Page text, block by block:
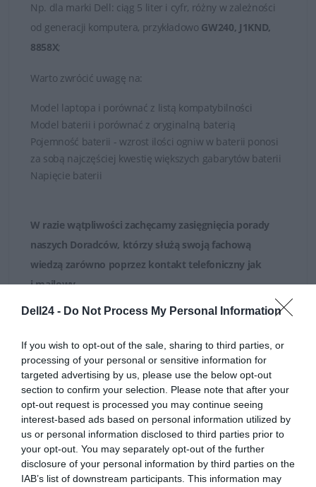
Dell24 - Do Not Process My Personal Information
If you wish to opt-out of the sale, sharing to third parties, or
processing of your personal or sensitive information for
targeted advertising by us, please use the below opt-out
section to confirm your selection. Please note that after your
opt-out request is processed you may continue seeing
interest-based ads based on personal information utilized by
us or personal information disclosed to third parties prior to
your opt-out. You may separately opt-out of the further
disclosure of your personal information by third parties on the
IAB’s list of downstream participants. This information may
Np. dla marki Dell: ciąg 5 liter i cyfr, różny w zależności
od generacji komputera, przykładowo GW240, J1KND,
8858X;
Warto zwrócić uwagę na:
Model laptopa i porównać z listą kompatybilności
Model baterii i porównać z oryginalną baterią
Pojemność baterii - wzrost ilości ogniw w baterii ponosi
za sobą najczęściej kwestię większych gabarytów baterii
Napięcie baterii
W razie wątpliwości zachęcamy zasięgnięcia porady
naszych Doradców, którzy służą swoją fachową
wiedzą zarówno poprzez kontakt telefoniczny jak
i mailowy.
OPIS PRODUKTU
SPECYFIKACJA